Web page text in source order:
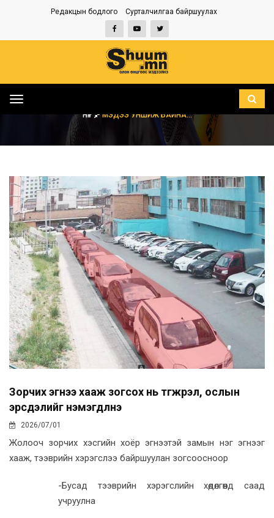
Редакцын бодлого Сурталчилгаа байршуулах
Toggle
НҮҮР МЭДЭЭ УНШИЖ БАЙНА...
Зорчих эгнээ хааж зогсох нь түгжрэл, ослын
эрсдэлийг нэмэгдүүлнэ
2026/07/01
Жолооч зорчих хэсгийн хоёр эгнээтэй замын нэг эгнээг
хааж, тээврийн хэрэгслээ байршуулан зогсоосноор
-Бусад тээврийн хэрэгслийн хөдөлгөөнд саад
учруулна